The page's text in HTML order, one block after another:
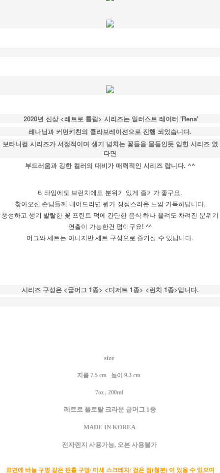
2020년 신상 <레트로 튤립> 시리즈는 일러스트 레이터 'Rena'
레나님과 커먼키친의 콜라보레이션으로 진행 되었습니다.
보타니컬 시리즈가 서정적이며 생기 넘치는 꽃들을 물들인듯 입힌 시리즈 였
다면
부드러움과 강한 컬러의 대비가 매력적인 시리즈 랍니다. ^^
티타임에도 브런치에도 분위기 있게 즐기가 좋구요.
찾아오신 손님들께 내어드리면 뭔가 정성스러운 느낌 가득하답니다.
풍성하고 생기 발랄한 꽃 프린트 덕에 간단한 음식 하나 올려도 차려진 분위기
연출이 가능한건 덤이구요! ^^
머그와 세트는 아니지만 세트 구성으로 즐기실 수 있답니다.
시리즈 구성은 <굽머그 1종> <디저트 1종> <런치 1종>입니다.
size
지름 7.5 cm 높이 9.3 cm
7oz , 200ml
레트로 플로랄 크라운 굽머그 1종
MADE IN KOREA
전자렌지 사용가능, 오븐 사용불가
표면에 바늘 구멍 같은 핀홀 구멍/ 미세 스크레치/ 검은 점(철분) 이 있을 수 있으며